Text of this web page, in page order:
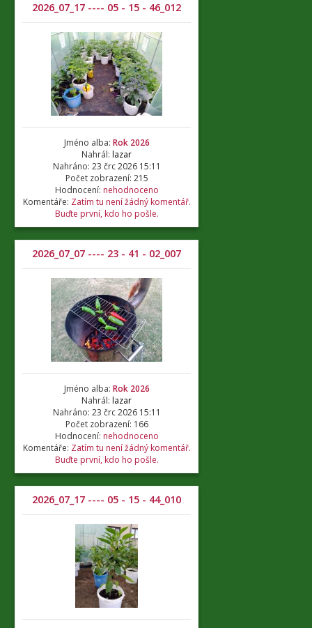
2026_07_17 ---- 05 - 15 - 46_012
Jméno alba: Rok 2026
Nahrál: lazar
Nahráno: 23 črc 2026 15:11
Počet zobrazení: 215
Hodnocení: nehodnoceno
Komentáře: Zatím tu není žádný komentář.
Buďte první, kdo ho pošle.
2026_07_07 ---- 23 - 41 - 02_007
Jméno alba: Rok 2026
Nahrál: lazar
Nahráno: 23 črc 2026 15:11
Počet zobrazení: 166
Hodnocení: nehodnoceno
Komentáře: Zatím tu není žádný komentář.
Buďte první, kdo ho pošle.
2026_07_17 ---- 05 - 15 - 44_010